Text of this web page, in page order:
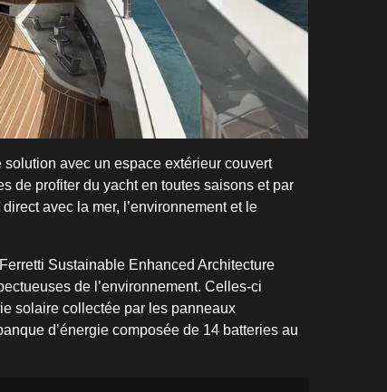
avec un espace extérieur couvert
de profiter du yacht en toutes saisons et par
avec la mer, l’environnement et le
Sustainable Enhanced Architecture
de l’environnement. Celles-ci
solaire collectée par les panneaux
d’énergie composée de 14 batteries au